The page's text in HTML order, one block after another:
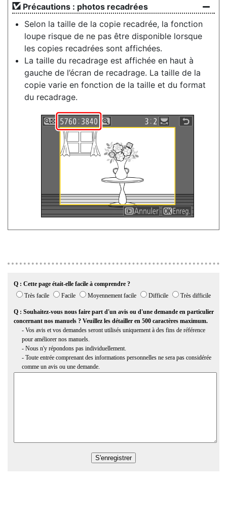
Précautions : photos recadrées
Selon la taille de la copie recadrée, la fonction
loupe risque de ne pas être disponible lorsque
les copies recadrées sont affichées.
La taille du recadrage est affichée en haut à
gauche de l’écran de recadrage. La taille de la
copie varie en fonction de la taille et du format
du recadrage.